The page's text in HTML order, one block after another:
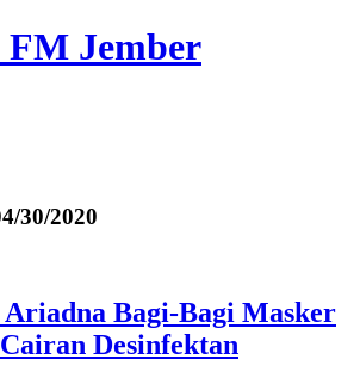
30/2020
Bagi-Bagi Masker
Desinfektan